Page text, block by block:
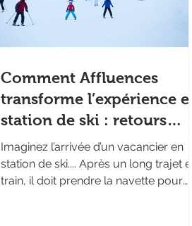
Comment Affluences
transforme l’expérience en
station de ski : retours
terrain
Imaginez l’arrivée d’un vacancier en
station de ski.... Après un long trajet en
train, il doit prendre la navette pour